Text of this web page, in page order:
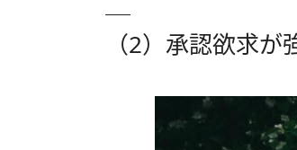
（2）承認欲求が